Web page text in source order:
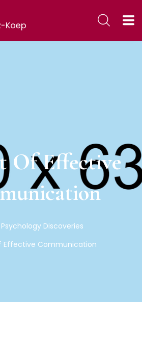
Of Effective
Psychology Discoveries
Effective Communication